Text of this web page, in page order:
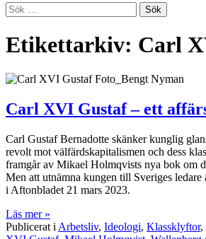
Sök
efter:
Etikettarkiv: Carl
Carl XVI Gustaf – ett
Carl Gustaf Bernadotte skänker kunglig
revolt mot välfärdskapitalismen och dess
framgår av Mikael Holmqvists nya bok om
Men att utnämna kungen till Sveriges ledare
i Aftonbladet 21 mars 2023.
Läs mer »
Publicerat i Arbetsliv, Ideologi, Klassklyftor,